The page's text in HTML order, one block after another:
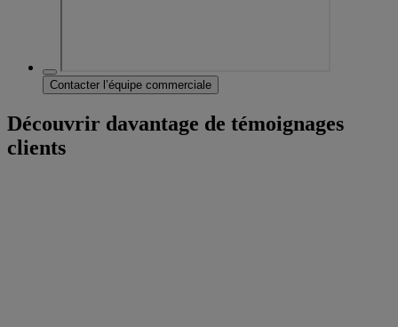
Contacter l’équipe commerciale
Découvrir davantage de témoignages
clients